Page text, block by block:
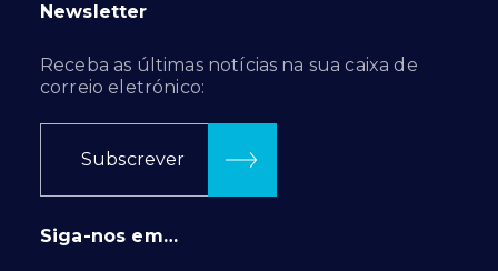
Newsletter
Receba as últimas notícias na sua caixa de
correio eletrónico:
Subscrever
Siga-nos em…